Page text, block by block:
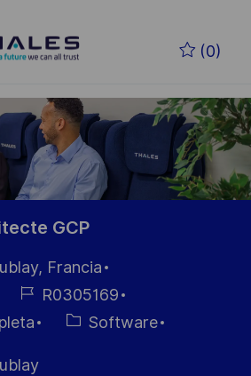
(0)
GCP
Francia
ID de
empleo
R0305169
Categoría
Software